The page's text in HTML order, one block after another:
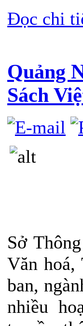
Đọc chi
Quảng
Sách
Sở
Văn
ban,
nhiều